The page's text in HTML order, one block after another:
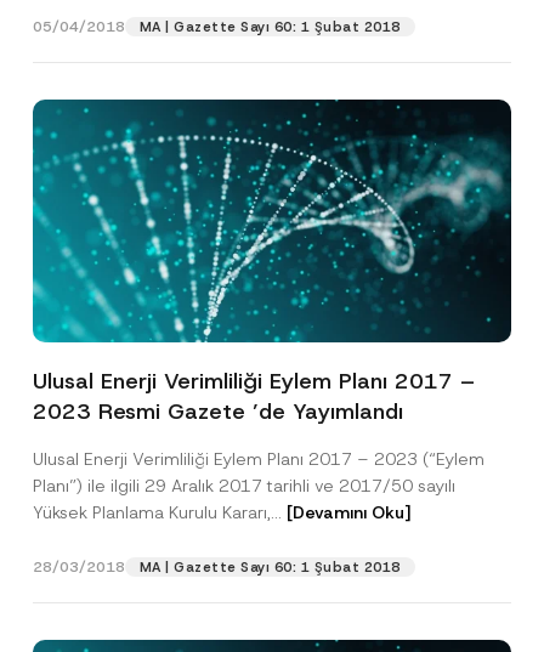
05/04/2018 MA | Gazette Sayı 60: 1 Şubat 2018
Ulusal Enerji Verimliliği Eylem Planı 2017 –
2023 Resmi Gazete ’de Yayımlandı
Ulusal Enerji Verimliliği Eylem Planı 2017 – 2023 (“Eylem
Planı”) ile ilgili 29 Aralık 2017 tarihli ve 2017/50 sayılı
Yüksek Planlama Kurulu Kararı,... [Devamını Oku]
28/03/2018 MA | Gazette Sayı 60: 1 Şubat 2018